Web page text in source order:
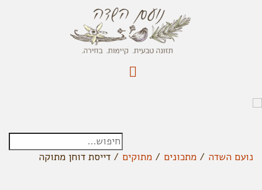
נועם השדה / מתכונים / מתוקים / דייסת דוחן מתוקה